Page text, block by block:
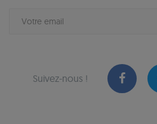
Suivez-nous !